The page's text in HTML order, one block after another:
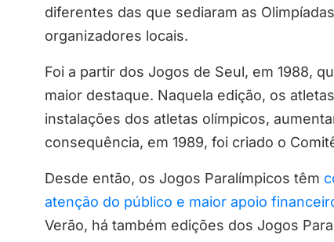
diferentes das que sediaram as
organizadores locais.
Foi a partir dos Jogos de Seul, em 1988,
maior destaque. Naquela edição, os
instalações dos atletas olímpicos,
consequência, em 1989, foi criado o
Desde então, os Jogos Paralímpicos têm
atenção do público e maior apoio
Verão, há também edições dos Jogos